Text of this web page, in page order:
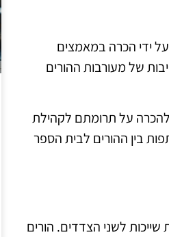
ידי הכרה במאמצים
של מעורבות ההורים
להכרה על תרומתם לקהילת
בין ההורים לבית הספר
לשני הצדדים. הורים